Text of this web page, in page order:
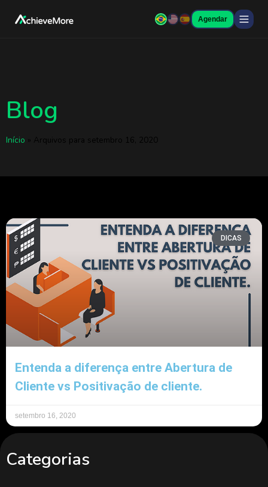
Agendar
Blog
Início » Arquivos para setembro 16, 2020
DICAS
Entenda a diferença entre Abertura de
Cliente vs Positivação de cliente.
setembro 16, 2020
Categorias